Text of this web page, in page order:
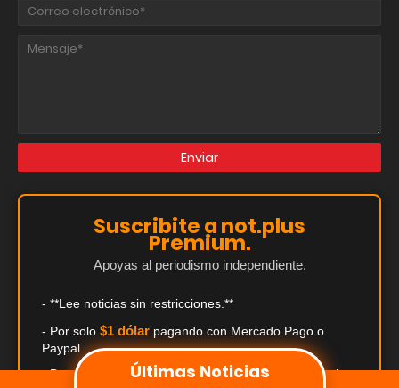
Últimas Noticias
Suscribite a not.plus
Premium.
Apoyas al periodismo independiente.
- **Lee noticias sin restricciones.**
- Por solo $1 dólar pagando con Mercado Pago o
Paypal.
- Descuentos exclusivos de hasta el 50% en comercios